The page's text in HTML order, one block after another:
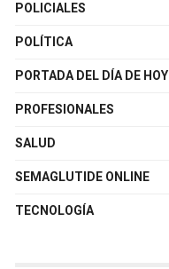
POLICIALES
POLÍTICA
PORTADA DEL DÍA DE HOY
PROFESIONALES
SALUD
SEMAGLUTIDE ONLINE
TECNOLOGÍA